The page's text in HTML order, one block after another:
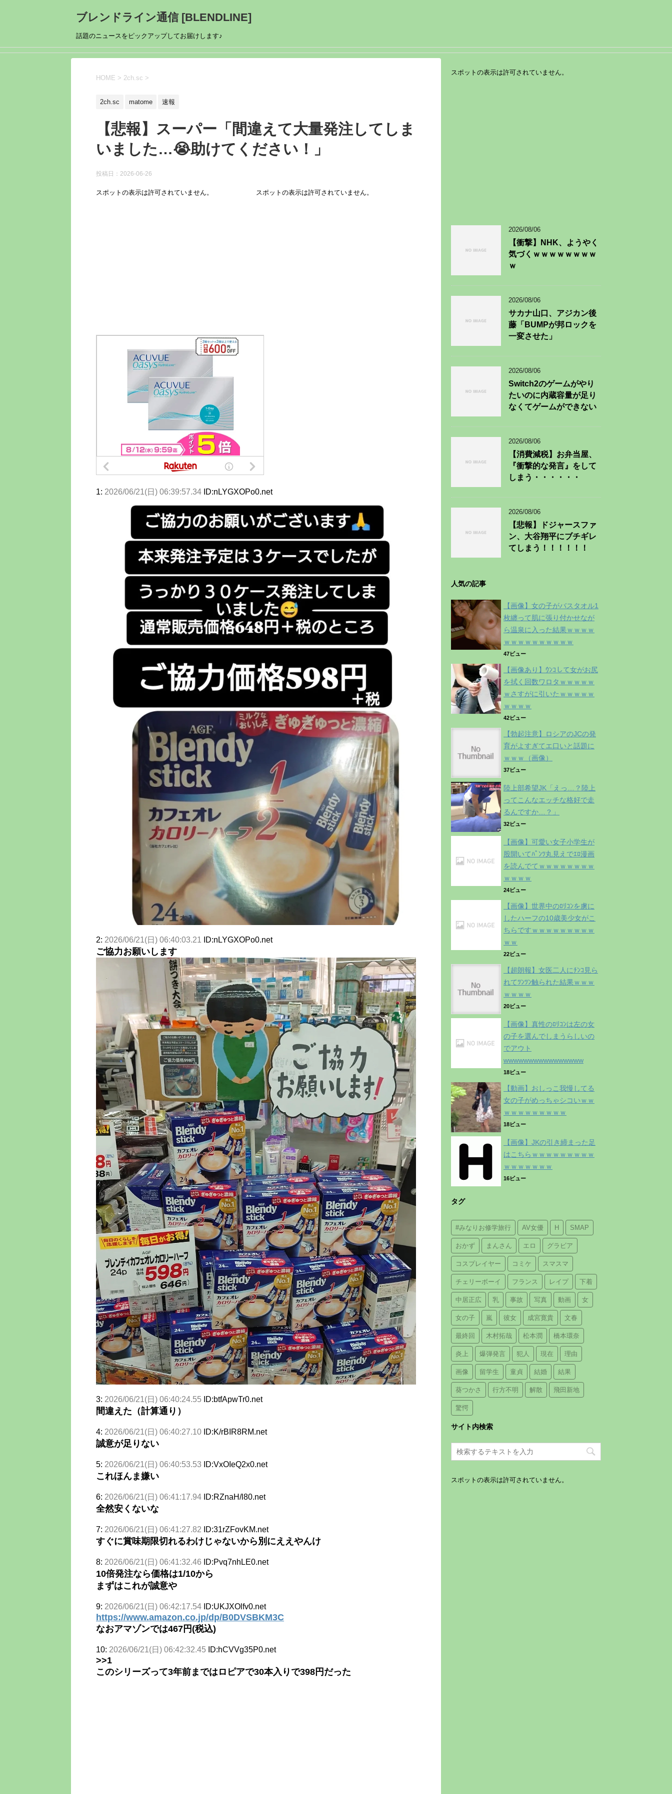
ブレンドライン通信 [BLENDLINE]
話題のニュースをピックアップしてお届けします♪
HOME > 2ch.sc >
2ch.sc matome 速報
【悲報】スーパー「間違えて大量発注してしま
いました…😭助けてください！」
投稿日： 2026-06-26
1: 2026/06/21(日) 06:39:57.34 ID:nLYGXOPo0.net
2: 2026/06/21(日) 06:40:03.21 ID:nLYGXOPo0.net
ご協力お願いします
3: 2026/06/21(日) 06:40:24.55 ID:btfApwTr0.net
間違えた（計算通り）
4: 2026/06/21(日) 06:40:27.10 ID:K/rBIR8RM.net
誠意が足りない
5: 2026/06/21(日) 06:40:53.53 ID:VxOIeQ2x0.net
これほんま嫌い
6: 2026/06/21(日) 06:41:17.94 ID:RZnaH/l80.net
全然安くないな
7: 2026/06/21(日) 06:41:27.82 ID:31rZFovKM.net
すぐに賞味期限切れるわけじゃないから別にええやんけ
8: 2026/06/21(日) 06:41:32.46 ID:Pvq7nhLE0.net
10倍発注なら価格は1/10から
まずはこれが誠意や
9: 2026/06/21(日) 06:42:17.54 ID:UKJXOlfv0.net
https://www.amazon.co.jp/dp/B0DVSBKM3C
なおアマゾンでは467円(税込)
10: 2026/06/21(日) 06:42:32.45 ID:hCVVg35P0.net
>>1
このシリーズって3年前まではロピアで30本入りで398円だった
2026/08/06
【衝撃】NHK、ようやく
気づくｗｗｗｗｗｗｗｗ
ｗ
2026/08/06
サカナ山口、アジカン後
藤「BUMPが邦ロックを
一変させた」
2026/08/06
Switch2のゲームがやり
たいのに内蔵容量が足り
なくてゲームができない
2026/08/06
【消費減税】お弁当屋、
『衝撃的な発言』をして
しまう・・・・・・
2026/08/06
【悲報】ドジャースファ
ン、大谷翔平にブチギレ
てしまう！！！！！！
人気の記事
【画像】女の子がバスタオル1
枚纏って肌に張り付かせなが
ら温泉に入った結果ｗｗｗｗ
ｗｗｗｗｗｗｗｗｗｗ
47ビュー
【画像あり】ｳﾝｺして女がお尻
を拭く回数ワロタｗｗｗｗｗ
ｗさすがに引いたｗｗｗｗｗ
ｗｗｗｗ
42ビュー
【勃起注意】ロシアのJCの発
育がよすぎてエ口いと話題に
ｗｗｗ（画像）
37ビュー
陸上部希望JK「えっ…？陸上
ってこんなエッチな格好で走
るんですか…？」
32ビュー
【画像】可愛い女子小学生が
股開いてﾊﾟﾝﾂ丸見えでｴﾛ漫画
を読んでてｗｗｗｗｗｗｗｗ
ｗｗｗｗ
24ビュー
【画像】世界中のﾛﾘｺﾝを虜に
したハーフの10歳美少女がこ
ちらですｗｗｗｗｗｗｗｗｗ
ｗｗ
22ビュー
【超朗報】女医二人にﾁﾝｺ見ら
れてﾂﾝﾂﾝ触られた結果ｗｗｗ
ｗｗｗｗ
20ビュー
【画像】真性のﾛﾘｺﾝは左の女
の子を選んでしまうらしいの
でアウト
wwwwwwwwwwwwwwww
18ビュー
【動画】おしっこ我慢してる
女の子がめっちゃシコいｗｗ
ｗｗｗｗｗｗｗｗｗ
18ビュー
【画像】JKの引き締まった足
はこちらｗｗｗｗｗｗｗｗｗ
ｗｗｗｗｗｗｗ
16ビュー
タグ
#みなりお修学旅行 AV女優 H SMAP
おかず まんさん エロ グラビア
コスプレイヤー コミケ スマスマ
チェリーボーイ フランス レイプ 下着
中居正広 乳 事故 写真 動画 女
女の子 嵐 彼女 成宮寛貴 文春
最終回 木村拓哉 松本潤 橋本環奈
炎上 爆弾発言 犯人 現在 理由
画像 留学生 童貞 結婚 結果
葵つかさ 行方不明 解散 飛田新地
驚愕
サイト内検索